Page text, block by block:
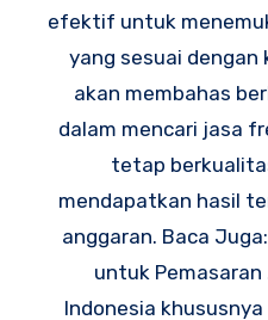
efektif untuk
yang sesuai
akan membahas
dalam mencari jasa
tetap
mendapatkan hasil
anggaran. Baca
untuk
Indonesia